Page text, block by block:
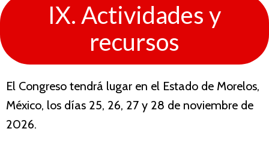
IX. Actividades y
recursos
El Congreso tendrá lugar en el Estado de Morelos,
México, los días 25, 26, 27 y 28 de noviembre de
2026.